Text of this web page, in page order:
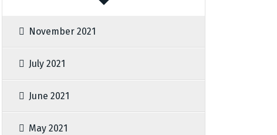
November 2021
July 2021
June 2021
May 2021